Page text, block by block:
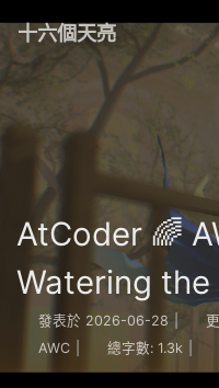
十六個天亮
AtCoder 🌈
Watering the
發表於 2026-06-28
AWC
總字數: 1.3k